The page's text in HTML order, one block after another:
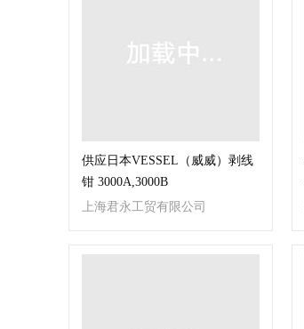
供应日本VESSEL（威威）剥线
钳 3000A,3000B
上海君永工贸有限公司